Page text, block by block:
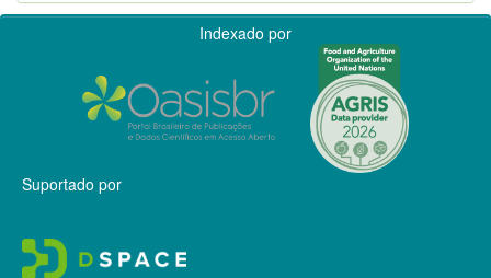
Indexado por
Suportado por